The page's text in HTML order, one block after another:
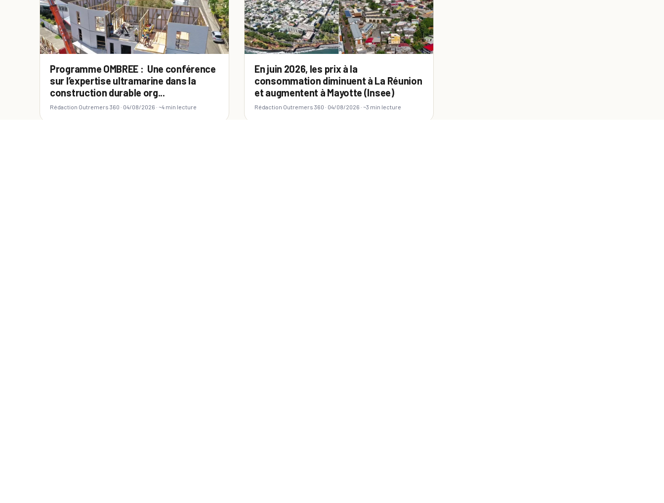
Programme OMBREE : Une conférence
sur l’expertise ultramarine dans la
construction durable org...
Rédaction Outremers 360 · 04/08/2026 · ~4 min lecture
En juin 2026, les prix à la
consommation diminuent à La Réunion
et augmentent à Mayotte (Insee)
Rédaction Outremers 360 · 04/08/2026 · ~3 min lecture